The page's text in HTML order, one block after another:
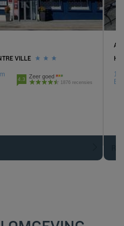
VILLE
4.3 Zeer goed
1876 recensies